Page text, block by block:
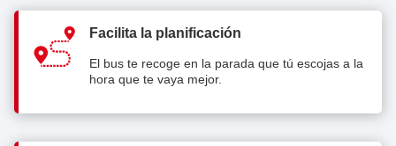
Facilita la planificación
El bus te recoge en la parada que tú escojas a la
hora que te vaya mejor.